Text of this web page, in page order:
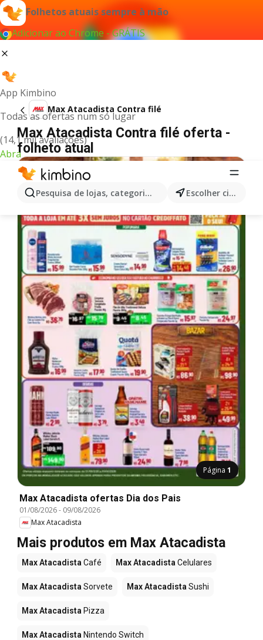
Folhetos atuais sempre à mão
Adicionar ao Chrome - GRÁTIS
App Kimbino
Todas as ofertas num só lugar
(14,1 mil avaliações)
Abra
Pesquisa de lojas, categorias,produtos... Escolher cidade
Max Atacadista Contra filé
Max Atacadista Contra filé oferta -
folheto atual
Página 1
Max Atacadista ofertas Dia dos Pais
01/08/2026- 09/08/2026
Max Atacadista
Mais produtos em Max Atacadista
Max Atacadista Café Max Atacadista Celulares
Max Atacadista Sorvete Max Atacadista Sushi
Max Atacadista Pizza
Max Atacadista Nintendo Switch